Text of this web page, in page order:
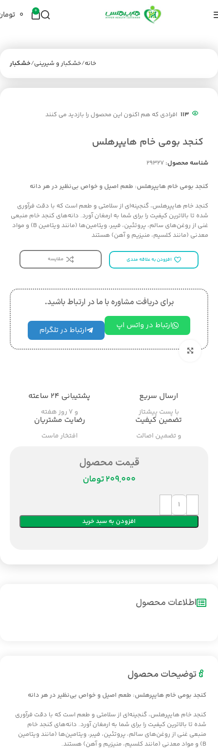
0 ۰
خانه خشکبار و شیرینی خشکبار
113 افرادی که هم اکنون این محصول را بازدید می کنند
کنجد بومی خام هایپرهلس
شناسه محصول: 29327
کنجد بومی خام هایپرهلس: طعم اصیل و خواص بی‌نظیر در هر دانه
کنجد خام هایپرهلس، گنجینه‌ای از سلامتی و طعم است که با دقت فرآوری
شده تا بالاترین کیفیت را برای شما به ارمغان آورد. دانه‌های کنجد خام منبعی
غنی از روغن‌های سالم، پروتئین، فیبر، ویتامین‌ها (مانند ویتامین B) و مواد
معدنی (مانند کلسیم، منیزیم و آهن) هستند
افزودن به علاقه مندی مقایسه
برای دریافت مشاوره با ما در ارتباط باشید.
ارتباط در واتس اپ ارتباط در تلگرام
بزرگنمایی تصویر
ارسال سریع
با پست پیشتاز
پشتیبانی ۲۴ ساعته
و ۷ روز هفته
تضمین کیفیت
و تضمین اصالت
رضایت مشتریان
افتخار ماست
قیمت محصول
تومان
افزودن به سبد خرید
توضیحات محصول
کنجد بومی خام هایپرهلس: طعم اصیل و خواص بی‌نظیر در هر دانه
کنجد خام هایپرهلس، گنجینه‌ای از سلامتی و طعم است که با دقت فرآوری
شده تا بالاترین کیفیت را برای شما به ارمغان آورد. دانه‌های کنجد خام
منبعی غنی از روغن‌های سالم، پروتئین، فیبر، ویتامین‌ها (مانند ویتامین
B) و مواد معدنی (مانند کلسیم، منیزیم و آهن) هستند.
اطلاعات محصول